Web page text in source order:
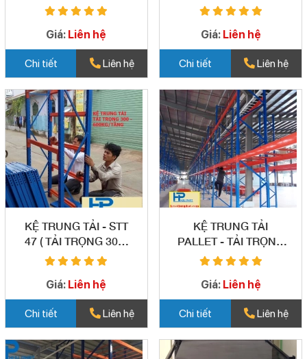
Giá: Liên hệ
Chi tiết Liên hệ
KHO - XÍ NGHIỆP -
Giá: Liên hệ
Chi tiết Liên hệ
KỆ TRUNG TẢI - STT
47 ( TẢI TRỌNG 300-
600/TẦNG)
Giá: Liên hệ
Chi tiết Liên hệ
KỆ TRUNG TẢI
PALLET - TẢI TRỌNG
1000- 6000KG/ TẦNG
Giá: Liên hệ
Chi tiết Liên hệ